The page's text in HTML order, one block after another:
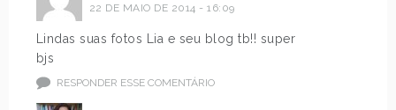
22 DE MAIO DE 2014 - 16:09
Lindas suas fotos Lia e seu blog tb!! super
bjs
RESPONDER ESSE COMENTÁRIO